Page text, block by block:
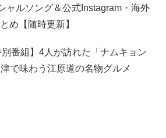
ャルソング＆公式Instagram・海外
め【随時更新】
別番組】4人が訪れた「ナムキョン
で味わう江原道の名物グルメ